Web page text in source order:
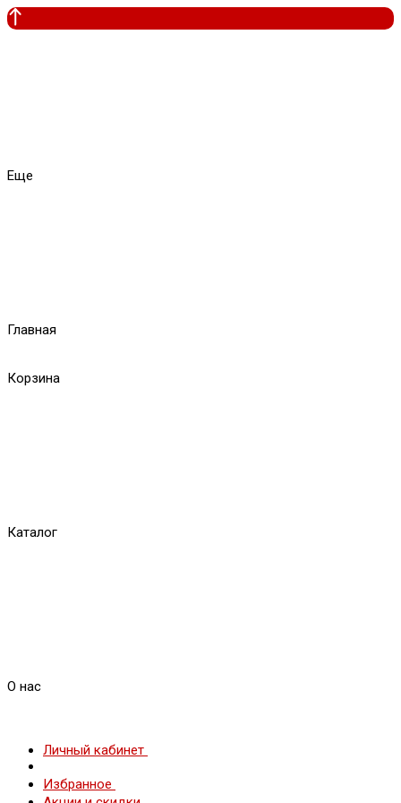
Еще
Главная
Корзина
Каталог
О нас
Личный кабинет
Избранное